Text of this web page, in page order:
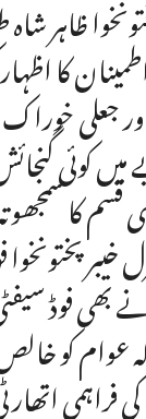
ظاہر
کا
جعلی
کوئی
قسم کا
فوڈ
عوام کو